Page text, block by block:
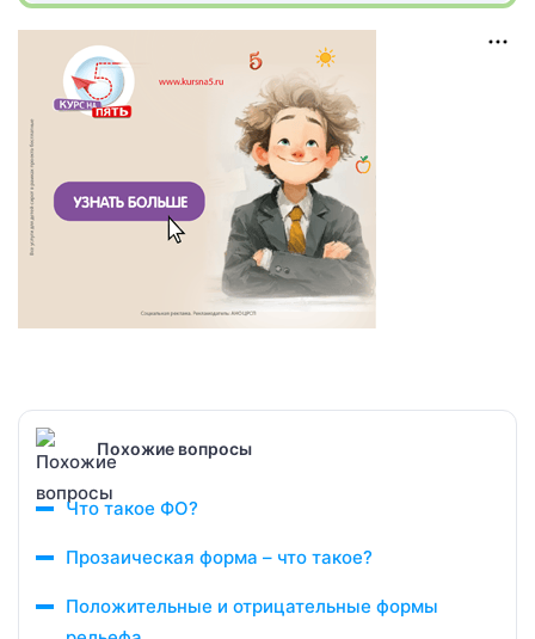
Похожие вопросы
Что такое ФО?
Прозаическая форма – что такое?
Положительные и отрицательные формы